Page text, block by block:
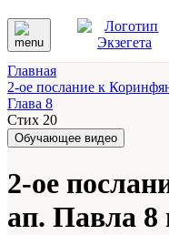
Главная
2-ое послание к
Глава 8
Стих 20
Обучающее видео
2-ое
ап. Павла 8